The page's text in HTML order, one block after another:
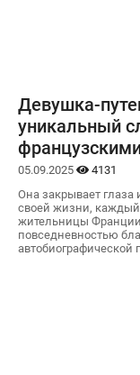
Девушка-
уникальный
05.09.2025
4131
Она закрывает глаза
своей жизни, каждый
жительницы Франции
повседневностью
автобиографической